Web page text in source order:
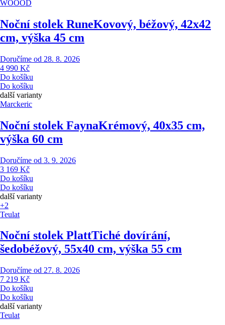
WOOOD
Noční stolek RuneKovový, béžový, 42x42
cm, výška 45 cm
Doručíme od 28. 8. 2026
4 990 Kč
Do košíku
Do košíku
další varianty
Marckeric
Noční stolek FaynaKrémový, 40x35 cm,
výška 60 cm
Doručíme od 3. 9. 2026
3 169 Kč
Do košíku
Do košíku
další varianty
+2
Teulat
Noční stolek PlattTiché dovírání,
šedobéžový, 55x40 cm, výška 55 cm
Doručíme od 27. 8. 2026
7 219 Kč
Do košíku
Do košíku
další varianty
Teulat